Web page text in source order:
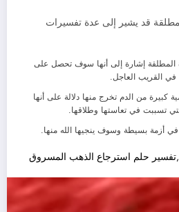
قد يشير إلى عدة تفسيرات
المطلقة إشارة إلى أنها سوف تحصل على
في القريب العاجل.
كبيرة من الدم تخرج منها دلالة على أنها
تسببت في تعاستها وطلاقها.
أزمة بسيطة وسوف ينجيها الله منها.
حلم استرجاع الذهب المسروق